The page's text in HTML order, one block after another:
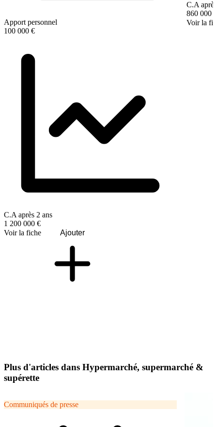
Apport personnel
100 000 €
C.A après 2 ans
1 200 000 €
Voir la fiche
Ajouter
C.A
860 000 €
Voir la
Plus d'articles dans Hypermarché, supermarché &
supérette
Communiqués de presse